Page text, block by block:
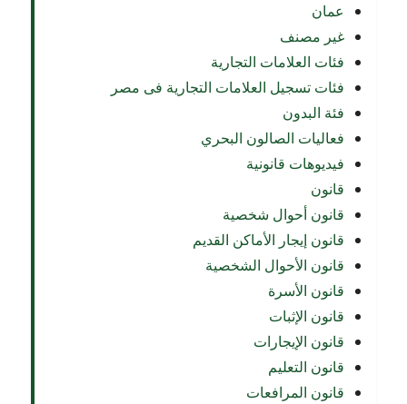
عمان
غير مصنف
فئات العلامات التجارية
فئات تسجيل العلامات التجارية فى مصر
فئة البدون
فعاليات الصالون البحري
فيديوهات قانونية
قانون
قانون أحوال شخصية
قانون إيجار الأماكن القديم
قانون الأحوال الشخصية
قانون الأسرة
قانون الإثبات
قانون الإيجارات
قانون التعليم
قانون المرافعات